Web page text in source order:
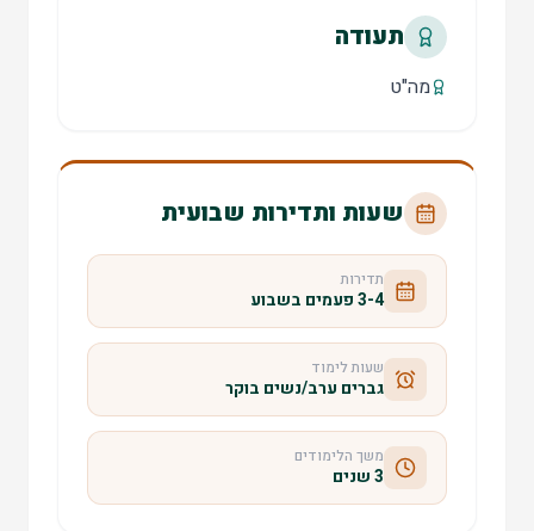
תעודה
מה"ט
שעות ותדירות שבועית
תדירות
3-4 פעמים בשבוע
שעות לימוד
גברים ערב/נשים בוקר
משך הלימודים
3 שנים